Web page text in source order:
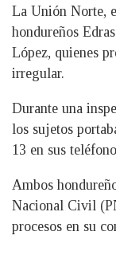
La Unión Norte,
hondureños
López, quienes
irregular.
Durante una
los sujetos
13 en sus
Ambos
Nacional Civil
procesos en su